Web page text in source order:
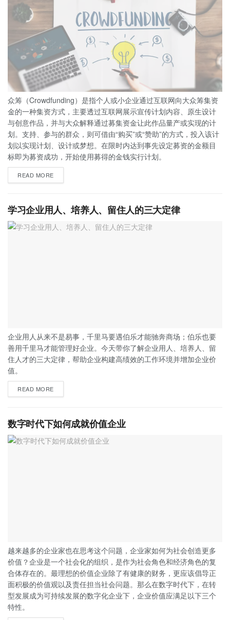
众筹（Crowdfunding）是指个人或小企业通过互联网向大众筹集资
金的一种集资方式，主要透过互联网展示宣传计划内容、原生设计
与创意作品，并与大众解释通过募集资金让此作品量产或实现的计
划。支持、参与的群众，则可借由“购买”或“赞助”的方式，投入该计
划以实现计划、设计或梦想。在限时内达到事先设定募资的金额目
标即为募资成功，开始使用募得的金钱实行计划。
READ MORE
学习企业用人、培养人、留住人的三大定律
企业用人从来不是易事，千里马要遇伯乐才能驰奔商场；伯乐也要
善用千里马才能管理好企业。今天带你了解企业用人、培养人、留
住人才的三大定律，帮助企业构建高绩效的工作环境并增加企业价
值。
READ MORE
数字时代下如何成就价值企业
越来越多的企业家也在思考这个问题，企业家如何为社会创造更多
价值？企业是一个社会化的组织，是作为社会角色和经济角色的复
合体存在的。最理想的价值企业除了有健康的财务，更应该倡导正
面积极的价值观以及责任担当社会问题。那么在数字时代下，在转
型发展成为可持续发展的数字化企业下，企业价值应满足以下三个
特性。